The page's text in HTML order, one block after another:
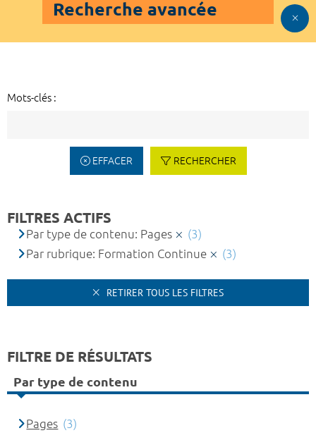
Recherche avancée
Mots-clés :
EFFACER RECHERCHER
FILTRES ACTIFS
Par type de contenu: Pages
(3)
Par rubrique: Formation Continue
(3)
RETIRER TOUS LES FILTRES
FILTRE DE RÉSULTATS
Par type de contenu
Pages (3)